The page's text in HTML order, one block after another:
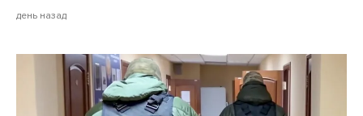
день назад